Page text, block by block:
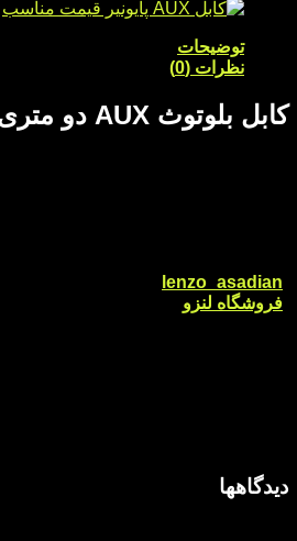
توضیحات
نظرات (0)
کابل بلوتوث AUX دو متری
lenzo_asadian
فروشگاه لنزو
دیدگاهها